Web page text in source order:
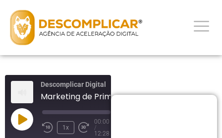
Descomplicar Digital
Marketing de Primavera
1x
00:00
/
12:28